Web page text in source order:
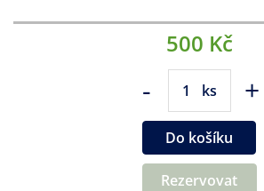
500 Kč
- ks +
Do košíku
Rezervovat